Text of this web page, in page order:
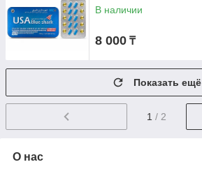
В наличии
8 000 ₸
Показать ещё
1 / 2
О нас